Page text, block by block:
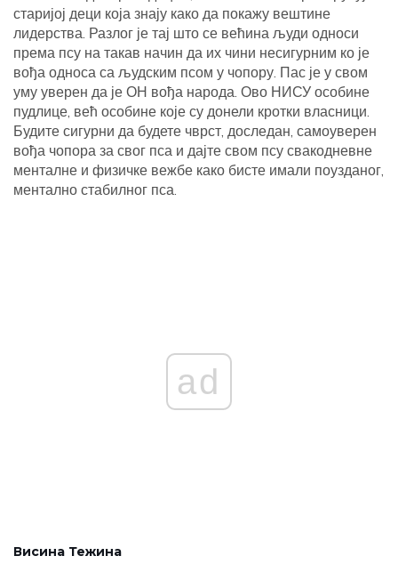
старијој деци која знају како да покажу вештине
лидерства. Разлог је тај што се већина људи односи
према псу на такав начин да их чини несигурним ко је
вођа односа са људским псом у чопору. Пас је у свом
уму уверен да је ОН вођа народа. Ово НИСУ особине
пудлице, већ особине које су донели кротки власници.
Будите сигурни да будете чврст, доследан, самоуверен
вођа чопора за свог пса и дајте свом псу свакодневне
менталне и физичке вежбе како бисте имали поузданог,
ментално стабилног пса.
ad
Висина Тежина